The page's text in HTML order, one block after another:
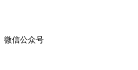
微信公众号